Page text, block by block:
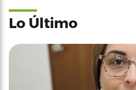
Lo Último